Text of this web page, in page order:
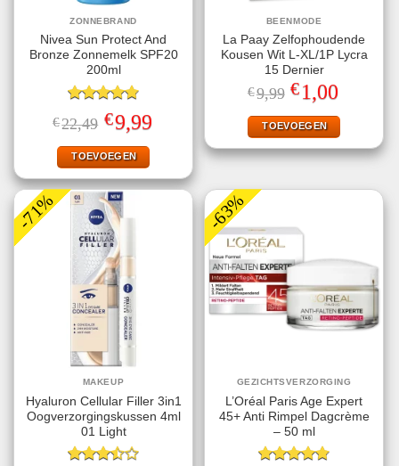
ZONNEBRAND
Nivea Sun Protect And
Bronze Zonnemelk SPF20
200ml
Gewaardeerd
4.78uit 5
€22,49 Oorspronkelijke
prijs
was:
€22,49.
€9,99Huidige
prijs
TOEVOEGEN
BEENMODE
La Paay Zelfophoudende
Kousen Wit L-XL/1P Lycra
15 Dernier
€9,99 Oorspronkelijke
prijs
was:
€9,99.
€1,00
is:
€1,00.
TOEVOEGEN
-71%
MAKEUP
Hyaluron Cellular Filler 3in1
Oogverzorgingskussen 4ml
01 Light
-63%
GEZICHTSVERZORGING
L’Oréal Paris Age Expert
45+ Anti Rimpel Dagcrème
– 50 ml